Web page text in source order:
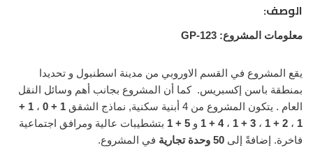
الوصف:
معلومات المشروع: GP-123
يقع المشروع في القسم الاوروبي من مدينة اسطنبول و تحديدا
بمنطقة باسن إكسبريس. كما أن المشروع بجانب أهم وسائل النقل
العام . يتكون المشروع من 4 أبنية سكنية, نماذج الشقق
،
1 +
1 ، 2 + 1 ، 3 + 1 ،4 + 1 و 5 + 1
بتشطيبات عالية ومرافق اجتماعية
فاخرة. إضافةً إلى
في المشروع.